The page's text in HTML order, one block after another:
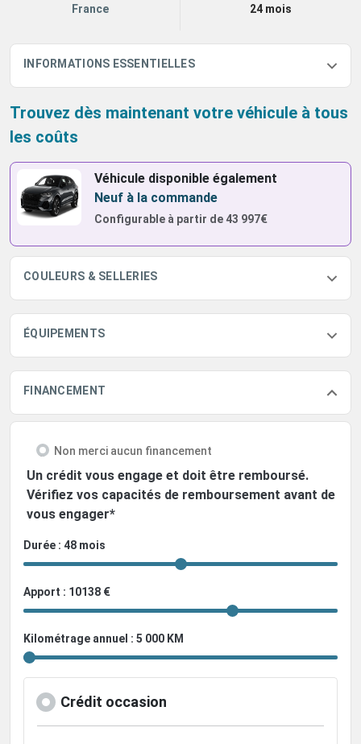
France
24 mois
INFORMATIONS ESSENTIELLES
Trouvez dès maintenant votre véhicule à tous
les coûts
Véhicule disponible également
Neuf à la commande
Configurable à partir de43 997€
COULEURS & SELLERIES
ÉQUIPEMENTS
FINANCEMENT
Non merci aucun financement
Un crédit vous engage et doit être remboursé.
Vérifiez vos capacités de remboursement avant de
vous engager*
Durée : 48 mois
Apport : 10138 €
Kilométrage annuel : 5 000 KM
Crédit occasion